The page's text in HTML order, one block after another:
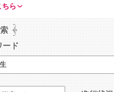
ちら
ード